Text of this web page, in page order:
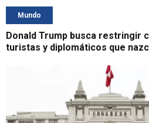
Mundo
Donald Trump busca restringir
turistas y diplomáticos que